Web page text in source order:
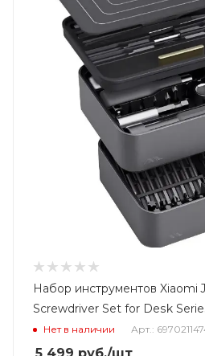
Набор инструментов Xiaomi
Screwdriver Set for Desk
Нет в наличии Арт.: